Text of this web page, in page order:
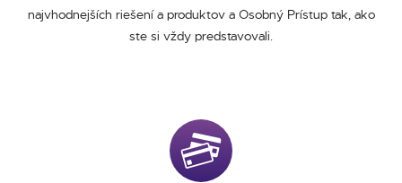
najvhodnejších riešení a produktov a Osobný Prístup tak, ako
ste si vždy predstavovali.